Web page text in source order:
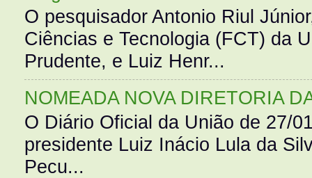
O pesquisador Antonio Riul
Ciências e Tecnologia (FCT) da
Prudente, e Luiz Henr...
NOMEADA NOVA DIRETORIA
O Diário Oficial da União de 27/
presidente Luiz Inácio Lula da
Pecu...